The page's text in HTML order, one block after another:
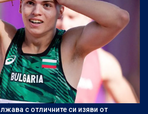
с отличните си изяви от